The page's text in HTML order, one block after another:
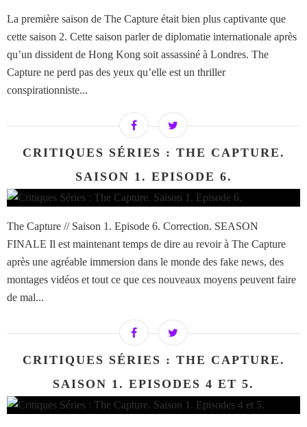
La première saison de The Capture était bien plus captivante que
cette saison 2. Cette saison parler de diplomatie internationale après
qu’un dissident de Hong Kong soit assassiné à Londres. The
Capture ne perd pas des yeux qu’elle est un thriller
conspirationniste...
CRITIQUES SÉRIES : THE CAPTURE.
SAISON 1. EPISODE 6.
The Capture // Saison 1. Episode 6. Correction. SEASON
FINALE Il est maintenant temps de dire au revoir à The Capture
après une agréable immersion dans le monde des fake news, des
montages vidéos et tout ce que ces nouveaux moyens peuvent faire
de mal...
CRITIQUES SÉRIES : THE CAPTURE.
SAISON 1. EPISODES 4 ET 5.